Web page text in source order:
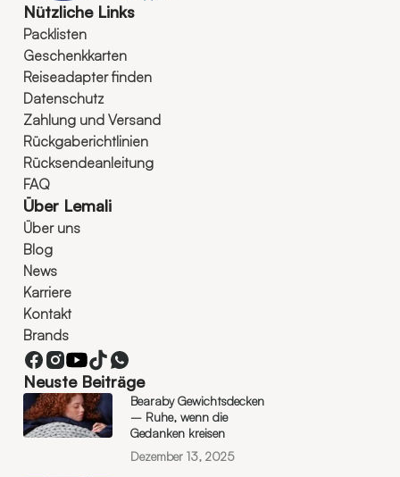
Nützliche Links
Packlisten
Geschenkkarten
Reiseadapter finden
Datenschutz
Zahlung und Versand
Rückgaberichtlinien
Rücksendeanleitung
FAQ
Über Lemali
Über uns
Blog
News
Karriere
Kontakt
Brands
Neuste Beiträge
Bearaby Gewichtsdecken
– Ruhe, wenn die
Gedanken kreisen
Dezember 13, 2025